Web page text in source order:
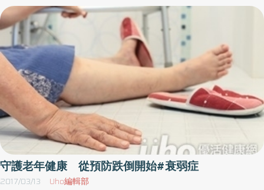
享了一則真實案例，曾有一名30幾歲男性，每天使用電腦長達10幾
個小時，荒廢原本的運動習慣，結果在短短一個月後，膝蓋就開始
痠軟疼痛，更不用說現在50歲的青壯年世代，坐辦公室的比例相當
高，當膝關節長時間彎曲，裡面的軟骨受到壓迫，造成軟骨軟化，
最後就會出現關節退化的現象。對於很多民眾熱衷以食補的方式保
養關節，鄭融提醒，營養品可以提高血液中適合關節生長的營養素
濃度，讓關節在恢復過程有源源不絕的原料，但要如何將這些原料
送進關節裡？「最核心的做法還是要運動，讓關節需要的養分可以
從血液進入關節裡面，吃下肚的營養品才有意義。」步態不穩磨損
膝關節軟骨！建立運動習慣要從穿對鞋開始對於平常沒有運動習慣
的人來說，從健走開始建立運動習慣，可說是最安全低風險的入門
選項。不過鄭融指出，不論從事哪種運動，在開始前一定要先選
讓這顆種子發芽成長，持續進行各項高齡照護的改善，成為台灣急
診提升高齡照護品質的先鋒。善待高齡長者就是善待未來的自己！
為現在的高齡長者努力，就是為未來的自己努力。
都待在家裡。近1個月來，家人發現阿嬤食量變少，走起路來搖搖晃
晃，走沒幾步就抱怨下肢無力，到老年整合性門診就診評估後發
現，原來阿嬤罹患了「衰弱症」。衰弱前期比率40.0％ 長輩要注
意台大新竹分院社區及家庭醫學部老年醫學科主任賴秀昀醫師表
示，衰弱的5大核心症狀包括：體重減輕、疲倦乏力、肌力下降、走
路速度變慢、以及活動力變差。如果5項中出現1至2項，稱為「衰弱
前期」，若出現3項以上，則是「衰弱症」。根據國民健康署「台灣
地區中老年身心社會生活狀況調查」顯示，65歲以上國人衰弱前期
的比率約為40.0％，衰弱的比率則為4.9％，女性以及年紀越大的長
輩，衰弱的盛行率越高。體重減輕5％都要接受篩檢賴秀昀醫師指
出，衰弱症會使老年人喪失獨立生活的能力並增加死亡的風險。其
實衰弱可以治療，只要讓患者接受阻力及有氧運動訓練，補充熱量
守護老年健康 從預防跌倒開始#衰弱症
2017/03/13 Uho編輯部